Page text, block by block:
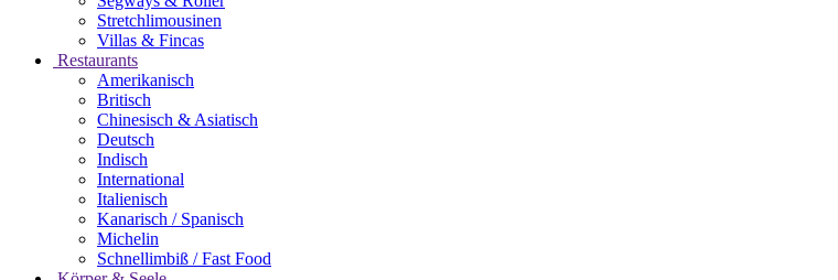
Stretchlimousinen
Villas & Fincas
Restaurants
Amerikanisch
Britisch
Chinesisch & Asiatisch
Deutsch
Indisch
International
Italienisch
Kanarisch / Spanisch
Michelin
Schnellimbiß / Fast Food